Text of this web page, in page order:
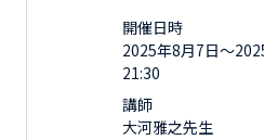
開催日時
2025年8月7日〜
21:30
講師
大河雅之先生